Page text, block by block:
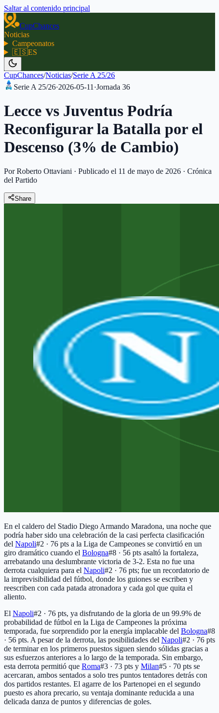
Saltar al contenido principal
CupChances
Noticias
Campeonatos
🇪🇸ES
CupChances/Noticias/Serie A 25/26
Serie A 25/26·2026-05-11 ·Jornada 36
Lecce vs Juventus Podría
Reconfigurar la Batalla por el
Descenso (3% de Cambio)
Por Roberto Ottaviani · Publicado el 11 de mayo de 2026 · Crónica
del Partido
Share
En el caldero del Stadio Diego Armando Maradona, una noche que
podría haber sido una celebración de la casi perfecta clasificación
del Napoli#2 · 76 pts a la Liga de Campeones se convirtió en un
giro dramático cuando el Bologna#8 · 56 pts asaltó la fortaleza,
arrebatando una deslumbrante victoria de 3-2. Esta no fue una
derrota cualquiera para el Napoli#2 · 76 pts; fue un recordatorio de
la imprevisibilidad del fútbol, donde los guiones se escriben y
reescriben con cada patada atronadora y cada gol que quita el
aliento.
El Napoli#2 · 76 pts, ya disfrutando de la gloria de un 99.9% de
probabilidad de fútbol en la Liga de Campeones la próxima
temporada, fue sorprendido por la energía implacable del Bologna#8
· 56 pts. A pesar de la derrota, las posibilidades del Napoli#2 · 76 pts
de terminar en los primeros puestos siguen siendo sólidas gracias a
sus esfuerzos anteriores a lo largo de la temporada. Sin embargo,
esta derrota permitió que Roma#3 · 73 pts y Milan#5 · 70 pts se
acercaran, ambos sentados a solo tres puntos tentadores detrás con
dos partidos restantes. El agarre de los Partenopei en el segundo
puesto es ahora precario, su ventaja dominante reducida a una
delicada danza de puntos y diferencias de goles.